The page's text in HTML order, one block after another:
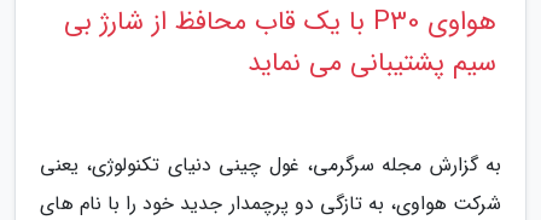
هواوی P30 با یک قاب محافظ از شارژ بی
سیم پشتیبانی می نماید
به گزارش مجله سرگرمی، غول چینی دنیای تکنولوژی، یعنی
شرکت هواوی، به تازگی دو پرچمدار جدید خود را با نام های